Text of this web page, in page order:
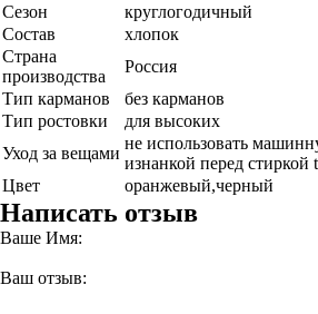
Сезон
круглогодичный
Состав
хлопок
Страна
производства
Россия
Тип карманов
без карманов
Тип ростовки
для высоких
Уход за вещами
не использовать
изнанкой перед стиркой
Цвет
оранжевый,черный
Написать отзыв
Ваше Имя:
Ваш отзыв: